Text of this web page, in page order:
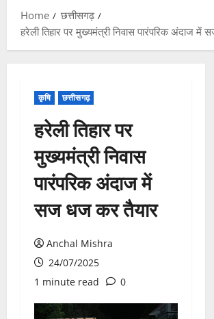
Home
छत्तीसगढ़
हरेली तिहार पर मुख्यमंत्री निवास पारंपरिक अंदाज
कृषि छत्तीसगढ़
हरेली तिहार पर
मुख्यमंत्री निवास
पारंपरिक अंदाज में
सज धज कर तैयार
Anchal Mishra
24/07/2025
1 minute read
0